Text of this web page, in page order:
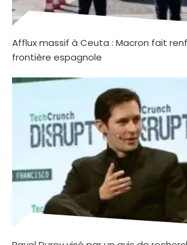
Afflux massif à Ceuta : Macron fait
frontière espagnole